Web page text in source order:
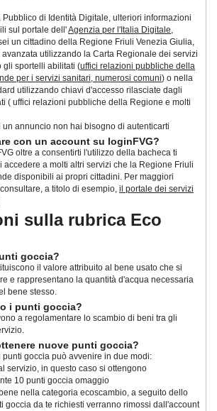
Pubblico di Identità Digitale, ulteriori informazioni
sul portale dell'Agenzia per l'Italia Digitale,
un cittadino della Regione Friuli Venezia Giulia,
utilizzando la Carta Regionale dei servizi
gli sportelli abilitati (uffici relazioni pubbliche della
per i servizi sanitari, numerosi comuni) o nella
utilizzando chiavi d'accesso rilasciate dagli
( uffici relazioni pubbliche della Regione e molti
un annuncio non hai bisogno di autenticarti
con un account su loginFVG?
oltre a consentirti l'utilizzo della bacheca ti
accedere a molti altri servizi che la Regione Friuli
disponibili ai propri cittadini. Per maggiori
a titolo di esempio, il portale dei servizi
sulla rubrica Eco
goccia?
il valore attribuito al bene usato che si
e rappresentano la quantità d'acqua necessaria
bene stesso.
i punti goccia?
a regolamentare lo scambio di beni tra gli
nuove punti goccia?
punti goccia può avvenire in due modi:
servizio, in questo caso si ottengono
10 punti goccia omaggio
nella categoria ecoscambio, a seguito dello
goccia da te richiesti verranno rimossi dall'account